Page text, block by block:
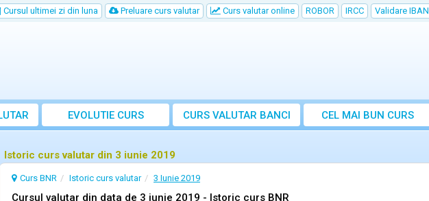
Cursul ultimei zi din luna Preluare curs valutar Curs valutar online ROBOR IRCC Validare IBAN
EVOLUTIE CURS CURS VALUTAR BANCI CEL MAI BUN CURS
Istoric curs valutar din 3 iunie 2019
Curs BNR Istoric curs valutar 3 Iunie 2019
Cursul valutar din data de 3 iunie 2019 - Istoric curs BNR